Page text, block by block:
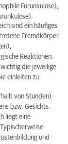
Furunkulose),
sind ein häufiges
Fremdkörper
Reaktionen,
die jeweilige
einleiten zu
von Stunden)
bzw. Gesichts.
liegt eine
und